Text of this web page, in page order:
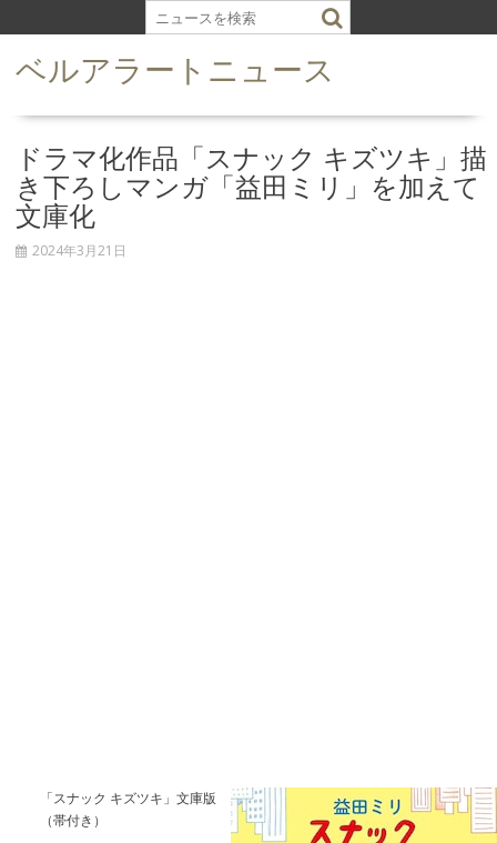
k
ベルアラートニュース
ドラマ化作品「スナック キズツキ」描
き下ろしマンガ「益田ミリ」を加えて
文庫化
2024年3月21日
「スナック キズツキ」文庫版
（帯付き）